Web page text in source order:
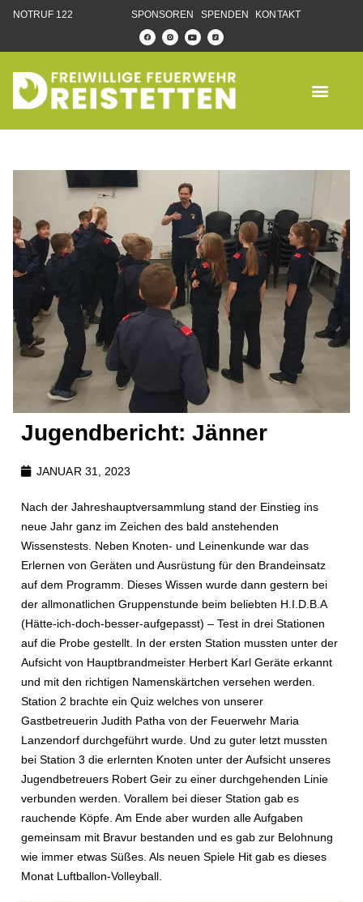
NOTRUF 122 SPONSOREN SPENDEN KONTAKT
Jugendbericht: Jänner
JANUAR 31, 2023
Nach der Jahreshauptversammlung stand der Einstieg ins
neue Jahr ganz im Zeichen des bald anstehenden
Wissenstests. Neben Knoten- und Leinenkunde war das
Erlernen von Geräten und Ausrüstung für den Brandeinsatz
auf dem Programm. Dieses Wissen wurde dann gestern bei
der allmonatlichen Gruppenstunde beim beliebten H.I.D.B.A
(Hätte-ich-doch-besser-aufgepasst) – Test in drei Stationen
auf die Probe gestellt. In der ersten Station mussten unter der
Aufsicht von Hauptbrandmeister Herbert Karl Geräte erkannt
und mit den richtigen Namenskärtchen versehen werden.
Station 2 brachte ein Quiz welches von unserer
Gastbetreuerin Judith Patha von der Feuerwehr Maria
Lanzendorf durchgeführt wurde. Und zu guter letzt mussten
bei Station 3 die erlernten Knoten unter der Aufsicht unseres
Jugendbetreuers Robert Geir zu einer durchgehenden Linie
verbunden werden. Vorallem bei dieser Station gab es
rauchende Köpfe. Am Ende aber wurden alle Aufgaben
gemeinsam mit Bravur bestanden und es gab zur Belohnung
wie immer etwas Süßes. Als neuen Spiele Hit gab es dieses
Monat Luftballon-Volleyball.